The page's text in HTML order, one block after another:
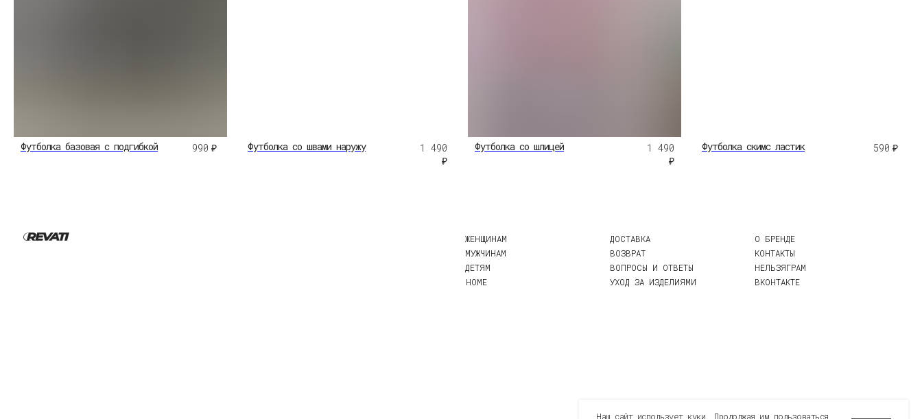
Футболка базовая с подгибкой 990 ₽ Футболка со швами наружу
1 490
₽
Футболка со шлицей
1 490
₽
Футболка скимс ластик 590 ₽
ДЕТЯМ
ВОПРОСЫ И ОТВЕТЫ
ВОЗВРАТ
НЕЛЬЗЯГРАМ
ВКОНТАКТЕ
КОНТАКТЫ
Наш сайт использует куки. Продолжая им пользоваться,